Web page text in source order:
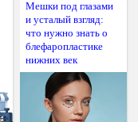
Мешки под глазами
и усталый взгляд:
что нужно знать о
блефаропластике
нижних век